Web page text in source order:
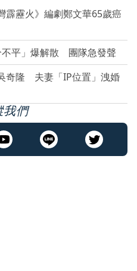
靂火》編劇鄭文華65歲癌
不平」爆解散 團隊急發聲
奇隆 夫妻「IP位置」洩婚
我們